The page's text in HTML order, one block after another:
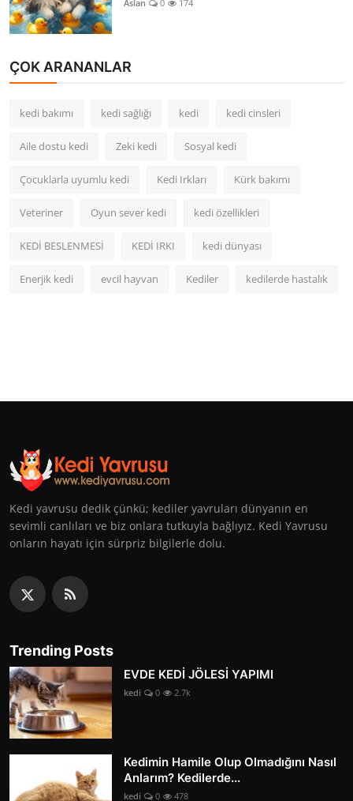
Aslan 0 174
ÇOK ARANANLAR
kedi bakımı kedi sağlığı kedi kedi cinsleri
Aile dostu kedi Zeki kedi Sosyal kedi
Çocuklarla uyumlu kedi Kedi Irkları Kürk bakımı
Veteriner Oyun sever kedi kedi özellikleri
KEDİ BESLENMESİ KEDİ IRKI kedi dünyası
Enerjik kedi evcil hayvan Kediler kedilerde hastalık
Kedi yavrusu dedik çünkü; kediler yavruları dünyanın en
sevimli canlıları ve biz onlara tutkuyla bağlıyız. Kedi Yavrusu
onların hayatı için sürpriz bilgilerle dolu.
Trending Posts
EVDE KEDİ JÖLESİ YAPIMI
kedi 0 2.7k
Kedimin Hamile Olup Olmadığını Nasıl
Anlarım? Kedilerde...
kedi 0 478